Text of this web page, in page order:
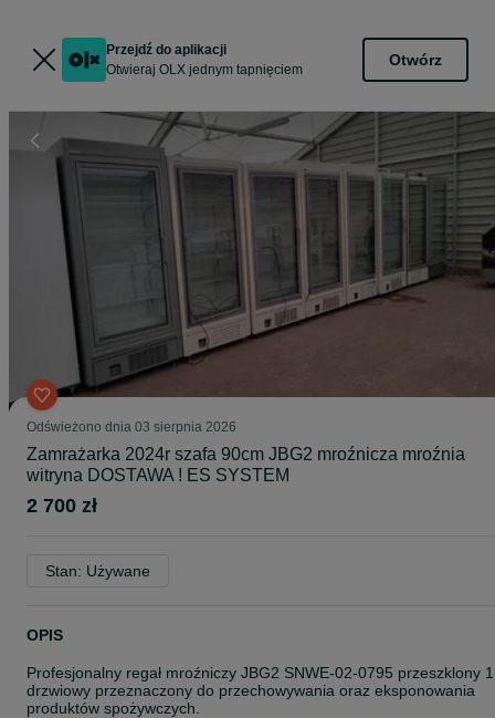
Przejdź do aplikacji
Otwieraj OLX jednym tapnięciem
Otwórz
Odświeżono dnia 03 sierpnia 2026
Zamrażarka 2024r szafa 90cm JBG2 mroźnicza mroźnia
witryna DOSTAWA ! ES SYSTEM
2 700 zł
Stan: Używane
OPIS
Profesjonalny regał mroźniczy JBG2 SNWE-02-0795 przeszklony
drzwiowy przeznaczony do przechowywania oraz eksponowania
produktów spożywczych.